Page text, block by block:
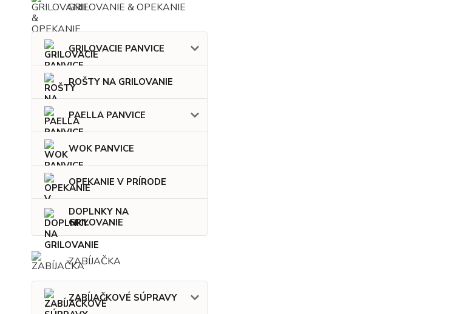
GRILOVANIE & OPEKANIE
GRILOVACIE PANVICE
ROŠTY NA GRILOVANIE
PAELLA PANVICE
WOK PANVICE
OPEKANIE V PRÍRODE
DOPLNKY NA
GRILOVANIE
ZABÍJAČKA
ZABÍJAČKOVÉ SÚPRAVY